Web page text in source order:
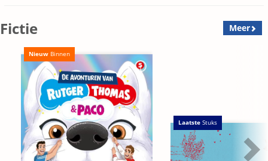
Fictie Meer
Nieuw Binnen
Laatste Stuks